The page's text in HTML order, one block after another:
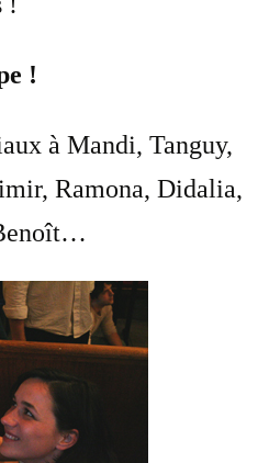
!
à Mandi, Tanguy,
Ramona, Didalia,